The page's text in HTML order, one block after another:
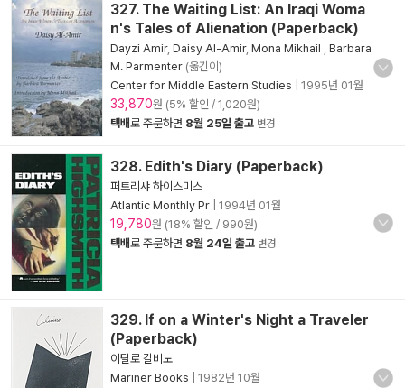
327. The Waiting List: An Iraqi Woma
n's Tales of Alienation (Paperback)
Dayzi Amir, Daisy Al-Amir, Mona Mikhail
Barbara
M. Parmenter (옮긴이)
Center for Middle Eastern Studies
1995년 01월
33,870원 (5% 할인 / 1,020원)
택배로 주문하면 8월 25일 출고 변경
328. Edith's Diary (Paperback)
퍼트리샤 하이스미스
Atlantic Monthly Pr
1994년 01월
19,780원 (18% 할인 / 990원)
택배로 주문하면 8월 24일 출고 변경
329. If on a Winter's Night a Traveler
(Paperback)
이탈로 칼비노
Mariner Books
1982년 10월